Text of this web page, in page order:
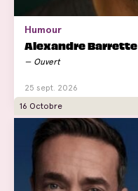
Humour
Alexandre Barrette
Ouvert
25 sept. 2026
16 Octobre